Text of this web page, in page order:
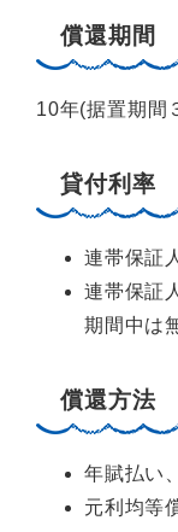
償還期間
10年(据置期間
貸付利率
連帯保証
連帯保証
期間中は
償還方法
年賦払い
元利均等